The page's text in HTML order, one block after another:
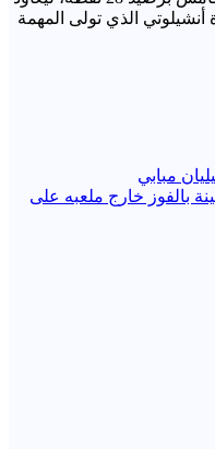
الذي تولى المهمة
مبابي
بالفوز خارج ملعبه على